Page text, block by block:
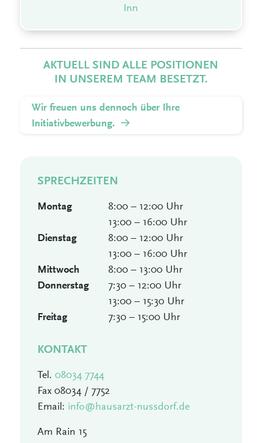
Inn
AKTUELL SIND ALLE POSITIONEN
IN UNSEREM TEAM BESETZT.
Wir freuen uns dennoch über Ihre
Initiativbewerbung.
SPRECHZEITEN
Montag
8:00 – 12:00 Uhr
13:00 – 16:00 Uhr
Dienstag
8:00 – 12:00 Uhr
13:00 – 16:00 Uhr
Mittwoch 8:00 – 13:00 Uhr
Donnerstag
7:30 – 12:00 Uhr
13:00 – 15:30 Uhr
Freitag 7:30 – 15:00 Uhr
KONTAKT
Tel. 08034 7744
Fax 08034 / 7752
Email: info@hausarzt-nussdorf.de
Am Rain 15